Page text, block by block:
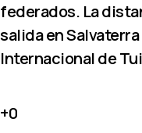
federados. La
salida en
Internacional de Tui
0